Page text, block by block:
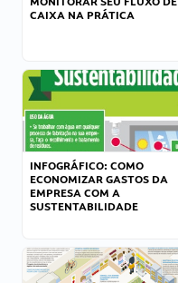
CAIXA NA PRÁTICA
INFOGRÁFICO: COMO
ECONOMIZAR GASTOS DA
EMPRESA COM A
SUSTENTABILIDADE